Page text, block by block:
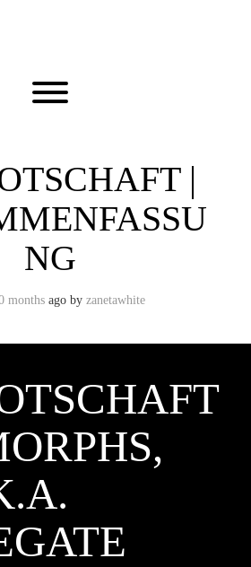
Toggle menu visibility.
|
NG
months ago by zanetawhite